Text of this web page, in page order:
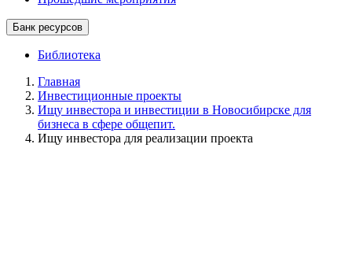
Банк ресурсов
Библиотека
Главная
Инвестиционные проекты
Ищу инвестора и инвестиции в Новосибирске для
бизнеса в сфере общепит.
Ищу инвестора для реализации проекта